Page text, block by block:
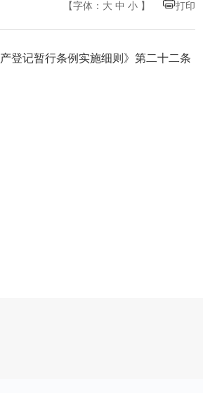
【字体： 大 中 小 】 打印
产登记暂行条例实施细则》第二十二条